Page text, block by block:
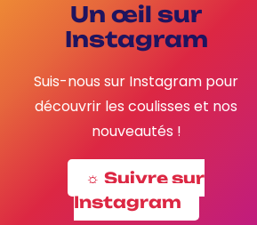
Un œil sur
Instagram
Suis-nous sur Instagram pour
découvrir les coulisses et nos
nouveautés !
☼ Suivre sur
Instagram